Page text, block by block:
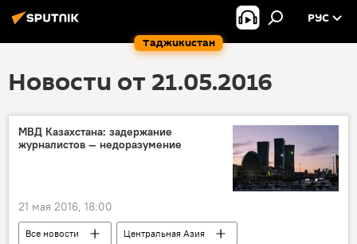
Таджикистан
РУС
Новости от 21.05.2016
МВД Казахстана: задержание
журналистов — недоразумение
21 мая 2016, 18:00
Все новости
Центральная Азия